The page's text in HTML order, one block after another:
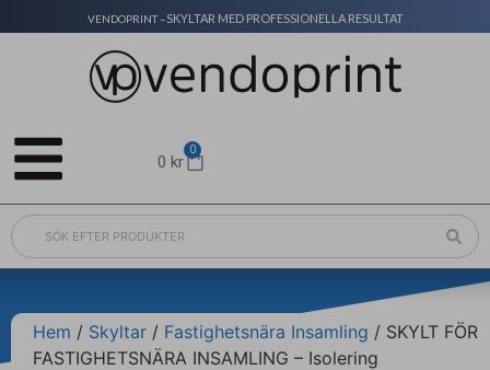
VENDOPRINT –SKYLTAR MED PROFESSIONELLA RESULTAT
0kr
0
Hem / Skyltar / Fastighetsnära Insamling / SKYLT FÖR
FASTIGHETSNÄRA INSAMLING – Isolering